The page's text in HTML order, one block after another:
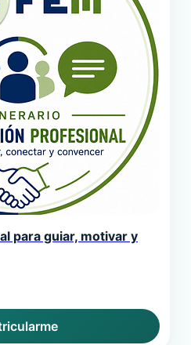
para guiar, motivar y